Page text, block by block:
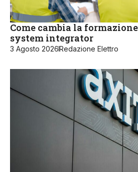
Come cambia la
system integrator
3 Agosto 2026Redazione Elettro